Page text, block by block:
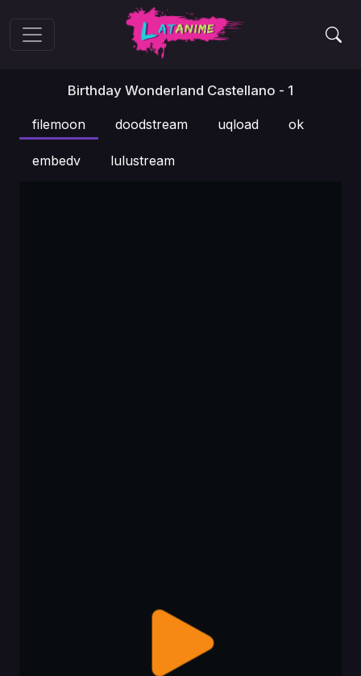
Birthday Wonderland Castellano - 1
filemoon doodstream uqload ok
embedv lulustream